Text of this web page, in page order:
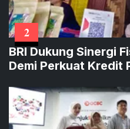
2
BRI Dukung Sinergi
Demi Perkuat Kredit